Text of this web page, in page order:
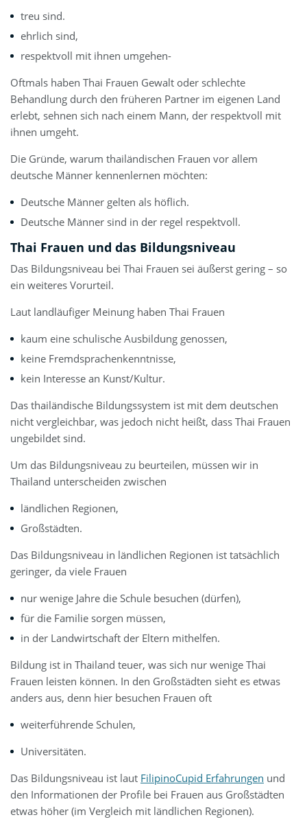
treu sind.
ehrlich sind,
respektvoll mit ihnen umgehen-
Oftmals haben Thai Frauen Gewalt oder schlechte
Behandlung durch den früheren Partner im eigenen Land
erlebt, sehnen sich nach einem Mann, der respektvoll mit
ihnen umgeht.
Die Gründe, warum thailändischen Frauen vor allem
deutsche Männer kennenlernen möchten:
Deutsche Männer gelten als höflich.
Deutsche Männer sind in der regel respektvoll.
Thai Frauen und das Bildungsniveau
Das Bildungsniveau bei Thai Frauen sei äußerst gering – so
ein weiteres Vorurteil.
Laut landläufiger Meinung haben Thai Frauen
kaum eine schulische Ausbildung genossen,
keine Fremdsprachenkenntnisse,
kein Interesse an Kunst/Kultur.
Das thailändische Bildungssystem ist mit dem deutschen
nicht vergleichbar, was jedoch nicht heißt, dass Thai Frauen
ungebildet sind.
Um das Bildungsniveau zu beurteilen, müssen wir in
Thailand unterscheiden zwischen
ländlichen Regionen,
Großstädten.
Das Bildungsniveau in ländlichen Regionen ist tatsächlich
geringer, da viele Frauen
nur wenige Jahre die Schule besuchen (dürfen),
für die Familie sorgen müssen,
in der Landwirtschaft der Eltern mithelfen.
Bildung ist in Thailand teuer, was sich nur wenige Thai
Frauen leisten können. In den Großstädten sieht es etwas
anders aus, denn hier besuchen Frauen oft
weiterführende Schulen,
Universitäten.
Das Bildungsniveau ist laut FilipinoCupid Erfahrungen und
den Informationen der Profile bei Frauen aus Großstädten
etwas höher (im Vergleich mit ländlichen Regionen).